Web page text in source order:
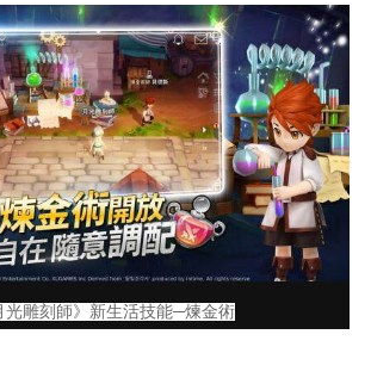
光雕刻師》新生活技能─煉金術